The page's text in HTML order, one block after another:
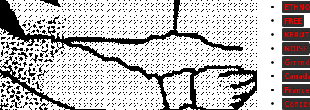
ETHNO
FREE
KRAUT
NOISE
France